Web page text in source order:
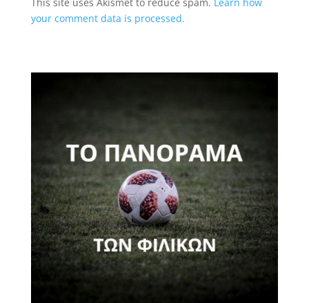
your comment data is processed.